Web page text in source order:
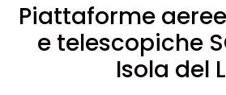
Piattaforme
e telescopiche
Isola del